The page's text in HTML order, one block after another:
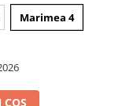
Marimea 4